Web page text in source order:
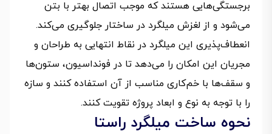
برجستگی‌هایی هستند که موجب اتصال بهتر با بتن
می‌شود و از لغزش میلگرد در ساختار جلوگیری می‌کند.
انعطاف‌پذیری این میلگرد در نقاط انتهایی به طراحان و
مجریان این امکان را می‌دهد تا در فونداسیون، ستون‌ها
و سقف‌ها با خم‌کاری مناسب از آن استفاده کنند و سازه
را با توجه به نوع و ابعاد پروژه تقویت کنند.
نحوه ساخت میلگرد راستا